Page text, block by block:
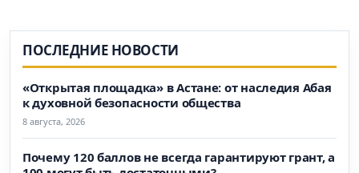
ПОСЛЕДНИЕ НОВОСТИ
«Открытая площадка» в Астане: от наследия Абая
к духовной безопасности общества
8 августа, 2026
Почему 120 баллов не всегда гарантируют грант, а